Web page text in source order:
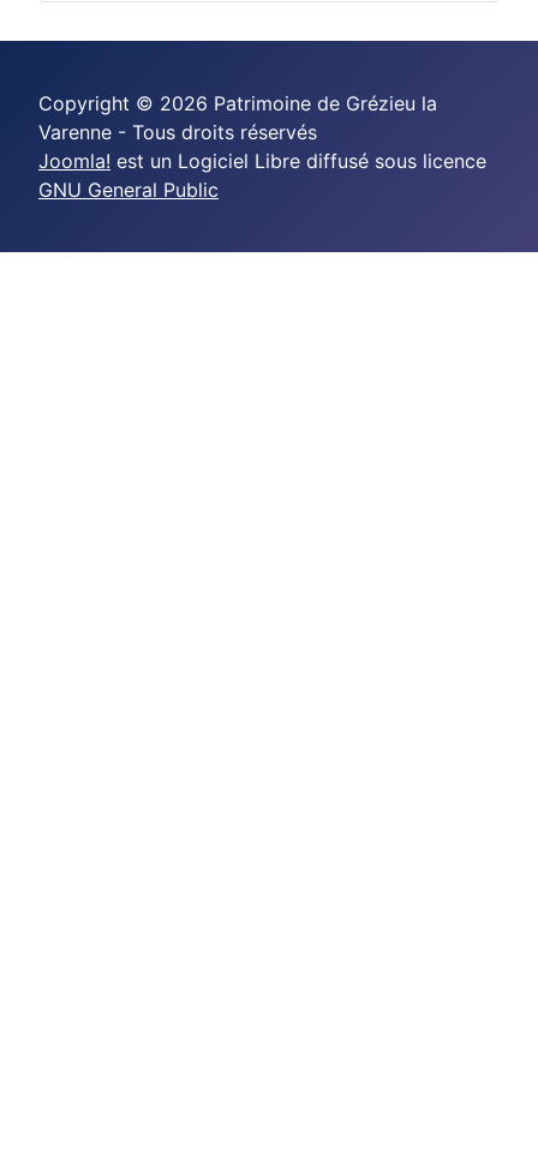
Copyright © 2026 Patrimoine de Grézieu la
Varenne - Tous droits réservés
Joomla! est un Logiciel Libre diffusé sous licence
GNU General Public